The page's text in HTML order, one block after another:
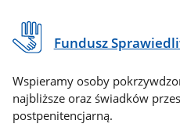
Fundusz
Wspieramy osoby
najbliższe oraz świadków
postpenitencjarną.